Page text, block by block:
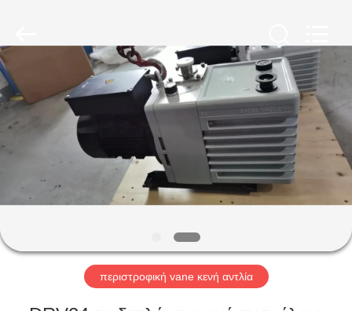
ΣΠΊΤΙ
ΠΡΟΪΌΝΤΑ
ΣΧΕΤΙΚΆ
ΜΕ
ΕΜΆΣ
ΕΠΙΣΚΕΨΉ
Ltd..
All
Rights
Reserved.
περιστροφική vane κενή αντλία